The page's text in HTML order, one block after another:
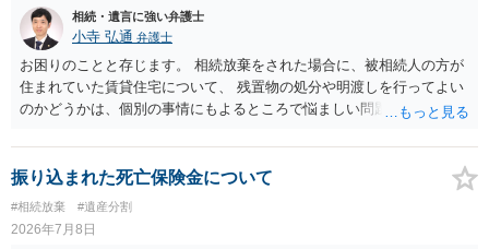
なります。家庭裁判所のサイトから用紙を取得すると共に必要な書類
を確認し、印紙と共に家庭裁判所に提出して相続放棄申述受理通知書
を待つという流れになります。
相続・遺言に強い弁護士
小寺 弘通 弁護士
お困りのことと存じます。 相続放棄をされた場合に、被相続人の方が
住まれていた賃貸住宅について、 残置物の処分や明渡しを行ってよい
のかどうかは、個別の事情にもよるところで悩ましい問題です。 相続
場合、 「相続財産を処分」したと評価され、相続放棄が無効となるリ
スクが一応あるからです。 ただし、実際には、自宅内にめぼしい財産
がなく、滞納賃料が増え続けるのを止めるため、 解約をして鍵を返却
してしまうというケースもそれなりにあります。 また、お母様の通帳
や印鑑などは現に保管されているのであれば、 そのまま保管されてお
振り込まれた死亡保険金について
#相続放棄 #遺産分割
2026年7月8日